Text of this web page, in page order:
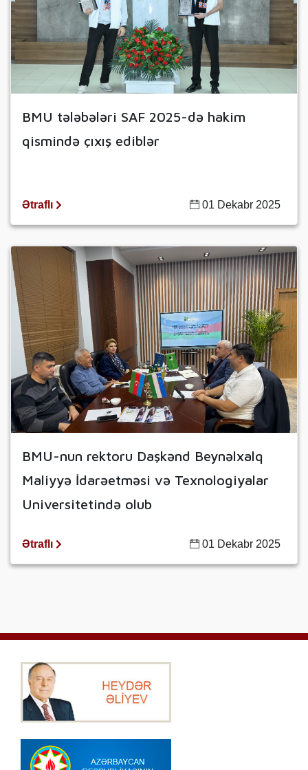
BMU tələbələri SAF 2025-də hakim
qismində çıxış ediblər
Ətraflı 01 Dekabr 2025
BMU-nun rektoru Daşkənd Beynəlxalq
Maliyyə İdarəetməsi və Texnologiyalar
Universitetində olub
Ətraflı 01 Dekabr 2025